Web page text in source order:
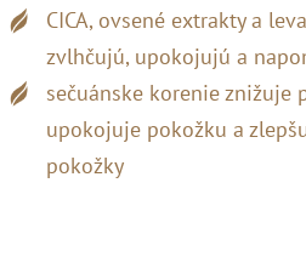
CICA, ovsené extrakty a
zvlhčujú, upokojujú a
sečuánske korenie znižuje
upokojuje pokožku a
pokožky